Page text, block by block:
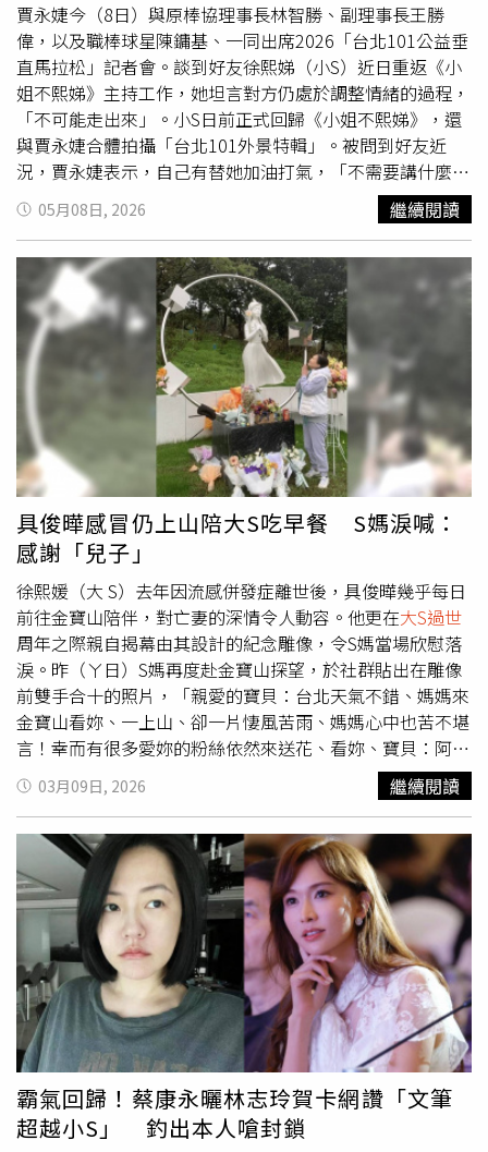
賈永婕今（8日）與原棒協理事長林智勝、副理事長王勝
偉，以及職棒球星陳鏞基、一同出席2026「台北101公益垂
直馬拉松」記者會。談到好友徐熙娣（小S）近日重返《小
姐不熙娣》主持工作，她坦言對方仍處於調整情緒的過程，
「不可能走出來」。小S日前正式回歸《小姐不熙娣》，還
與賈永婕合體拍攝「台北101外景特輯」。被問到好友近
況，賈永婕表示，自己有替她加油打氣，「不需要講什麼，
她主持功力一直都是行雲流水，不需要講什麼」。賈永婕說
小S自從姊姊大S過世
後，之前說復出後又退縮，中間本來是
有個過程，「她已經很努力了」。先前本刊曾於3月5日直
擊，小S錄製《小姐不熙娣》外景特輯時，工作結束後一度
情緒潰堤、當場落淚。對此，賈永婕譚眼小S在復出前，情
緒確實比較不穩定，至於最近是否有哭？，她低調回應：
「我不知道，復出之前好像有。」不過她也大讚小S對工作
態度始終認真，更透露，去年小S還未正式復出，就曾力挺
101跨年煙火幫忙錄製影片，當時因為不滿意效果，還主動
要求重錄，「她對工作非常認真」。賈永婕、原棒協理事長
林智勝、副理事長王勝偉，以及職棒球星陳鏞基、一同出席
2026「台北101公益垂直馬拉松」記者會。（圖／常朝貴
攝）談到小S是否已逐漸走出喪姊之痛，賈永婕表示：「我
們沒有徹底聊過，但不可能，不可能有這種轉變。」直言大
小S姊妹是生命共同體，「時間會拉長淡化傷痛，但不可能
真正走出來」。母親節將至，賈永婕也表示，若小S需要自
己，她一定會陪在身邊，但現階段仍希望把空間留給家人，
「這個時刻還是留給他們家人」。2026「台北101公益垂直
馬拉松」將於5月9日熱血登場，來自國內外的跑者將齊聚台
北101，挑戰自我極限，為公益注入更多力量。今年賽事更
邀請台灣職棒指標性人物「大師兄」林智勝一同挑戰賽事。
賈永婕表示：「台北101公益垂直馬拉松不只是一場競賽，
更是一場凝聚勇氣與愛的行動。每一位跑者參賽的過程，都
象徵著突破自我，也希望透過這場賽事，讓更多人一起參與
公益，把愛傳遞出去。」小S日前正式回歸《小姐不熙
娣》，還與賈永婕合體拍攝「台北101外景特輯」（圖／翻
攝自賈永婕臉書）
05月08日, 2026 繼續閱讀
具俊曄感冒仍上山陪大S吃早餐 S媽淚喊：
感謝「兒子」
徐熙媛（大 S）去年因流感併發症離世後，具俊曄幾乎每日
前往金寶山陪伴，對亡妻的深情令人動容。他更在大S過世
周年之際親自揭幕由其設計的紀念雕像，令S媽當場欣慰落
淚。昨（ㄚ日）S媽再度赴金寶山探望，於社群貼出在雕像
前雙手合十的照片，「親愛的寶貝：台北天氣不錯、媽媽來
金寶山看妳、一上山、卻一片悽風苦雨、媽媽心中也苦不堪
言！幸而有很多愛妳的粉絲依然來送花、看妳、寶貝：阿德
（具俊曄）感冒了ㄧ樣按時作早餐陪妳吃、我很感謝他。寶
貝：我會叮（盯）著孩子健康 平安成長的，愛妳」。大S逝
世一週年，由丈夫具俊曄親自參與設計的紀念雕像正式揭
幕，包含吳佩慈、陳建州、范瑋琪等多位圈內好友皆到場致
意。（圖／經紀公司提供）S直呼具俊曄是兒子，並喊話大
S，具俊曄即使感冒了，一樣按時做早餐陪伴她吃。針對外
界傳聞兩人因大S上億財產繼承問題維持「表面和平」，S媽
則嚴正駁斥，強調「痛恨打官司」，並感念具俊曄對女兒的
癡情，早已將他視如己出。
03月09日, 2026 繼續閱讀
霸氣回歸！蔡康永曬林志玲賀卡網讚「文筆
超越小S」 釣出本人嗆封鎖